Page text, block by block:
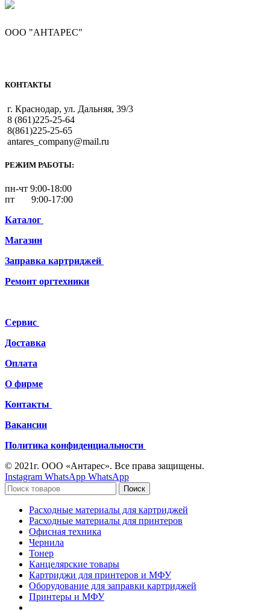
ООО "АНТАРЕС"
КОНТАКТЫ
г. Краснодар, ул. Дальняя, 39/3
8 (861)225-25-64
8(861)225-25-65
antares_company@mail.ru
РЕЖИМ РАБОТЫ:
пн-чт 9:00-18:00
пт 9:00-17:00
Каталог
Магазин
Заправка картриджей
Ремонт оргтехники
Сервис
Доставка
Оплата
О фирме
Контакты
Вакансии
Политика конфиденциальности
© 2021г. ООО «Антарес». Все права защищены.
Instagram WhatsApp WhatsApp
Поиск
Расходные материалы для картриджей
Расходные материалы для принтеров
Офисная техника
Чернила
Тонер
Канцелярские товары
Картриджи для принтеров и МФУ
Оборудование для заправки картриджей
Принтеры и МФУ